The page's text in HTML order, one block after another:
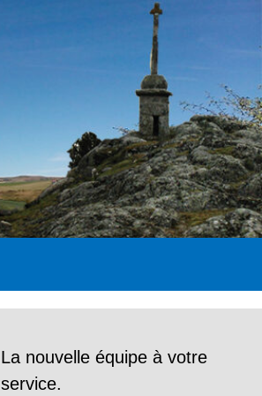
La nouvelle équipe à votre
service.